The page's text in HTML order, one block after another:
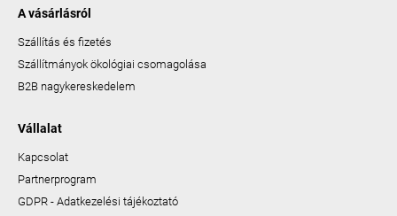
A vásárlásról
Szállítás és fizetés
Szállítmányok ökológiai csomagolása
B2B nagykereskedelem
Vállalat
Kapcsolat
Partnerprogram
GDPR - Adatkezelési tájékoztató